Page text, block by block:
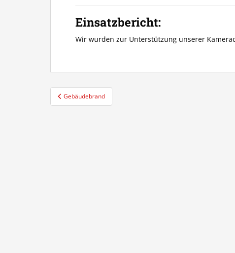
Einsatzbericht:
Wir wurden zur Unterstützung unserer
Beitragsnavigation
Gebäudebrand